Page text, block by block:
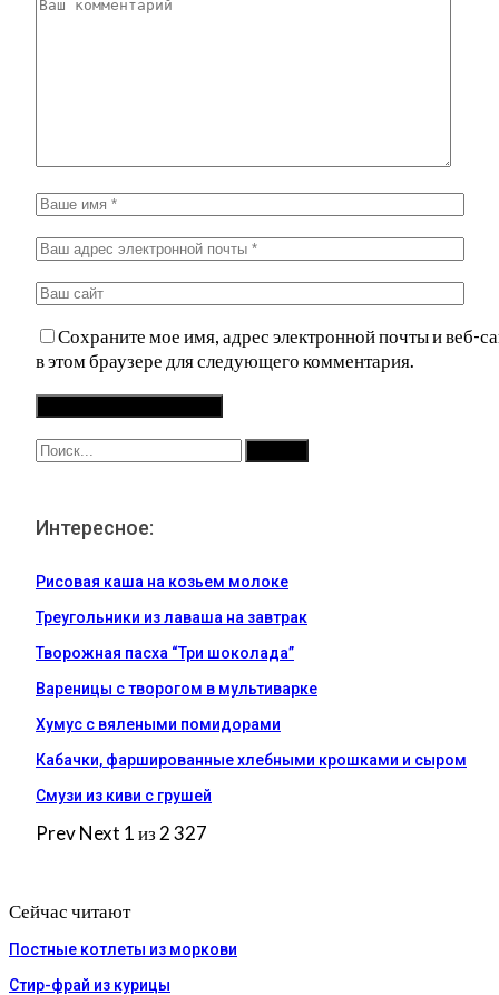
Сохраните мое имя, адрес электронной почты и веб-
в этом браузере для следующего комментария.
Интересное:
Рисовая каша на козьем молоке
Треугольники из лаваша на завтрак
Творожная пасха “Три шоколада”
Вареницы с творогом в мультиварке
Хумус с вялеными помидорами
Кабачки, фаршированные хлебными крошками и сыром
Смузи из киви с грушей
PrevNext 1 из 2 327
Сейчас читают
Постные котлеты из моркови
Стир-фрай из курицы